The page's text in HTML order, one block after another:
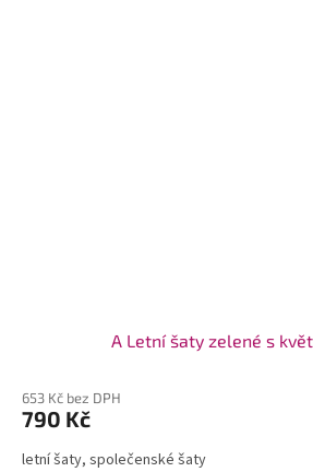
A Letní šaty zelené s
653 Kč bez DPH
790 Kč
letní šaty, společenské šaty